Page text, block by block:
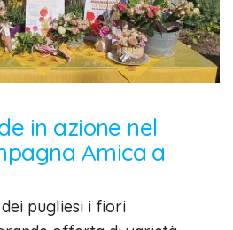
in azione nel
Amica a
pugliesi i fiori